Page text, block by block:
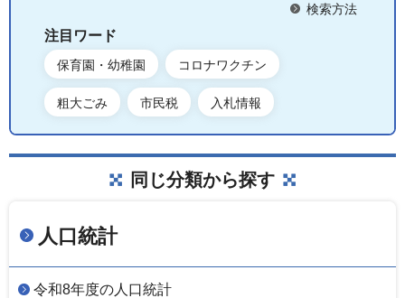
検索方法
注目ワード
保育園・幼稚園 コロナワクチン
粗大ごみ 市民税 入札情報
同じ分類から探す
人口統計
令和8年度の人口統計